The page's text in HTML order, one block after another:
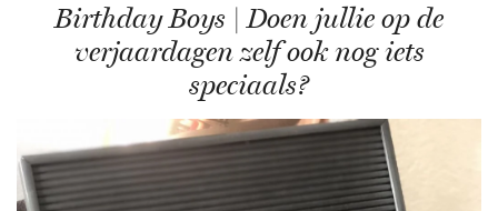
Birthday Boys | Doen jullie op de
verjaardagen zelf ook nog iets
speciaals?